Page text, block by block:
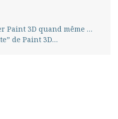
Paint 3D quand même …
de Paint 3D…